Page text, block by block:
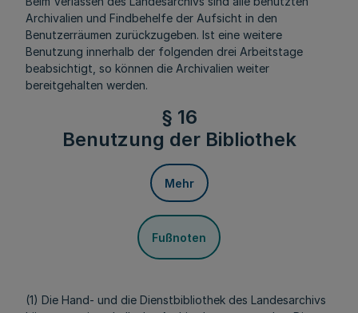
Archivalien und Findbehelfe der Aufsicht in den
Benutzerräumen zurückzugeben. Ist eine weitere
Benutzung innerhalb der folgenden drei Arbeitstage
beabsichtigt, so können die Archivalien weiter
bereitgehalten werden.
§ 16
Benutzung der Bibliothek
Mehr
Fußnoten
(1) Die Hand- und die Dienstbibliothek des Landesarchivs